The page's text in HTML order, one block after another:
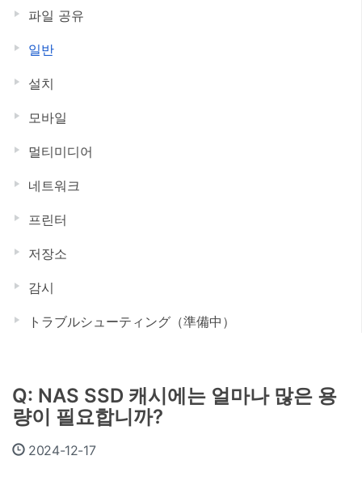
파일 공유
일반
설치
모바일
멀티미디어
네트워크
프린터
저장소
감시
トラブルシューティング（準備中）
Q: NAS SSD 캐시에는 얼마나 많은 용
량이 필요합니까?
2024-12-17